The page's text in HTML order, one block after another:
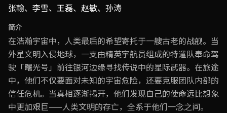
张翰、李雪、王磊、赵敏、孙涛
简介
在浩瀚宇宙中，人类最后的希望寄托于一艘古老的战舰。当
外星文明入侵地球，一支由精英宇航员组成的特遣队奉命驾
驶「曙光号」前往银河边缘寻找传说中的星际武器。在旅途
中，他们不仅要面对未知的宇宙危险，还要克服团队内部的
信任危机。当真相逐渐揭开，他们发现自己的使命远比想象
中更加艰巨——人类文明的存亡，全系于他们一念之间。